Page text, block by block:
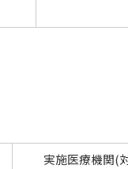
実施医療機関(